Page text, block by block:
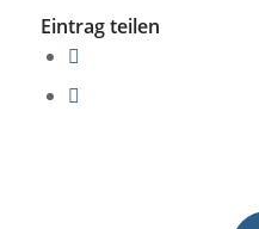
Eintrag teilen